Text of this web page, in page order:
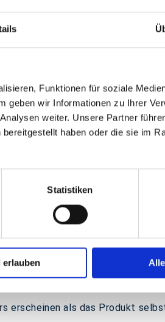
Funktionen für soziale
geben wir Informationen zu Ihrer
weiter. Unsere Partner
haben oder die sie im
Statistiken
erlauben
die Transparenz bleibt die Sicht
erscheinen als das Produkt